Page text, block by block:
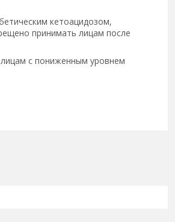
кетоацидозом,
принимать лицам после
с пониженным уровнем